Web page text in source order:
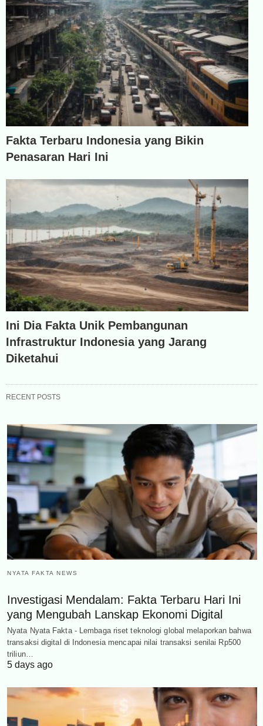
Fakta Terbaru Indonesia yang Bikin
Penasaran Hari Ini
Ini Dia Fakta Unik Pembangunan
Infrastruktur Indonesia yang Jarang
Diketahui
RECENT POSTS
NYATA FAKTA NEWS
Investigasi Mendalam: Fakta Terbaru Hari Ini
yang Mengubah Lanskap Ekonomi Digital
Nyata Nyata Fakta - Lembaga riset teknologi global melaporkan bahwa
transaksi digital di Indonesia mencapai nilai transaksi senilai Rp500
triliun…
5 days ago